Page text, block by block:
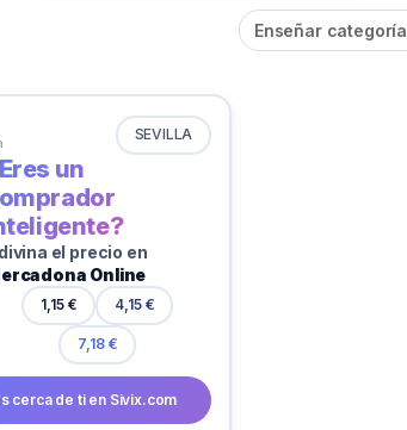
Enseñar categoría
SEVILLA
un
el precio en
Online
1,15 € 4,15 €
7,18 €
cerca de ti en Sivix.com